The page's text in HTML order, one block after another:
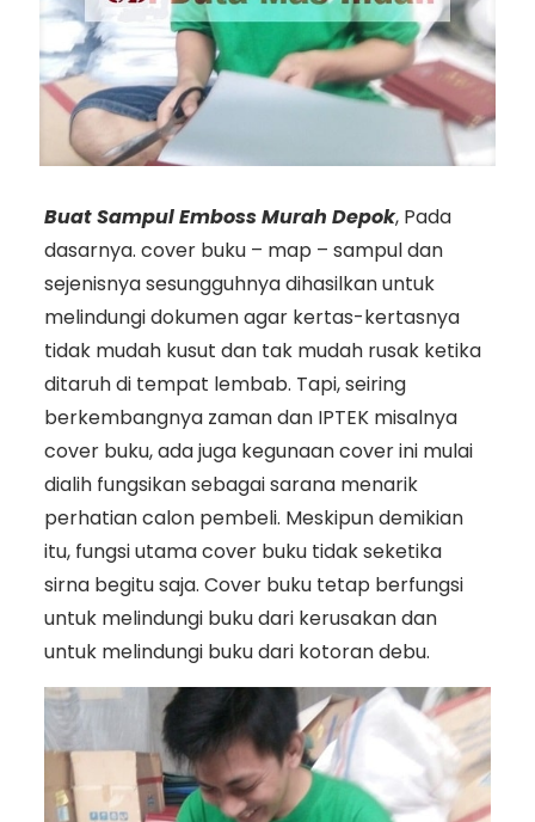
Buat Sampul Emboss Murah Depok, Pada
dasarnya. cover buku – map – sampul dan
sejenisnya sesungguhnya dihasilkan untuk
melindungi dokumen agar kertas-kertasnya
tidak mudah kusut dan tak mudah rusak ketika
ditaruh di tempat lembab. Tapi, seiring
berkembangnya zaman dan IPTEK misalnya
cover buku, ada juga kegunaan cover ini mulai
dialih fungsikan sebagai sarana menarik
perhatian calon pembeli. Meskipun demikian
itu, fungsi utama cover buku tidak seketika
sirna begitu saja. Cover buku tetap berfungsi
untuk melindungi buku dari kerusakan dan
untuk melindungi buku dari kotoran debu.